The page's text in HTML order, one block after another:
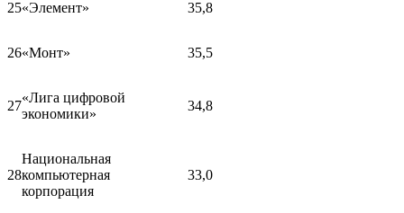
25«Элемент» 35,8
26«Монт» 35,5
27
«Лига цифровой
экономики»
34,8
28
Национальная
компьютерная
корпорация
33,0